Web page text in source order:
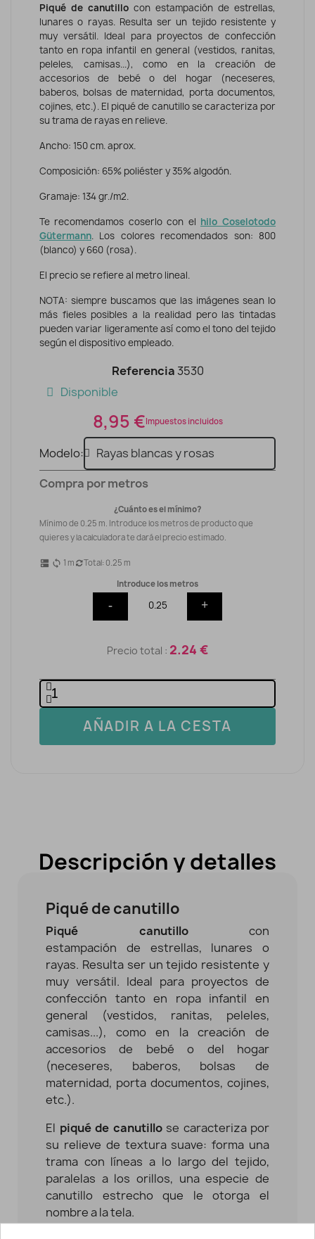
Piqué de canutillo con estampación de estrellas,
lunares o rayas. Resulta ser un tejido resistente y
muy versátil. Ideal para proyectos de confección
tanto en ropa infantil en general (vestidos, ranitas,
peleles, camisas...), como en la creación de
accesorios de bebé o del hogar (neceseres,
baberos, bolsas de maternidad, porta documentos,
cojines, etc.). El piqué de canutillo se caracteriza por
su trama de rayas en relieve.
Ancho: 150 cm. aprox.
Composición: 65% poliéster y 35% algodón.
Gramaje: 134 gr./m2.
Te recomendamos coserlo con el hilo Coselotodo
Gütermann. Los colores recomendados son: 800
(blanco) y 660 (rosa).
El precio se refiere al metro lineal.
NOTA: siempre buscamos que las imágenes sean lo
más fieles posibles a la realidad pero las tintadas
pueden variar ligeramente así como el tono del tejido
según el dispositivo empleado.
Referencia 3530
Disponible
8,95 €Impuestos incluidos
Modelo
Compra por metros
¿Cuánto es el mínimo?
Mínimo de 0.25 m. Introduce los metros de producto que
quieres y la calculadora te dará el precio estimado.
dns sync 1 m Total: 0.25 m
Introduce los metros
- +
Precio total : 2.24 €
AÑADIR A LA CESTA
Descripción y detalles
Piqué de canutillo
Piqué canutillocon
estampación de estrellas, lunares o
rayas. Resulta ser un tejido resistente y
muy versátil. Ideal para proyectos de
confección tanto en ropa infantil en
general (vestidos, ranitas, peleles,
camisas...), como en la creación de
accesorios de bebé o del hogar
(neceseres, baberos, bolsas de
maternidad, porta documentos, cojines,
etc.).
El piqué de canutillose caracteriza por
su relieve de textura suave: forma una
trama con líneas a lo largo del tejido,
paralelas a los orillos, una especie de
canutillo estrecho que le otorga el
nombre a la tela.